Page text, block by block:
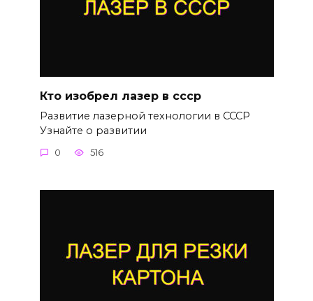
Кто изобрел лазер в ссср
Развитие лазерной технологии в СССР
Узнайте о развитии
0 516